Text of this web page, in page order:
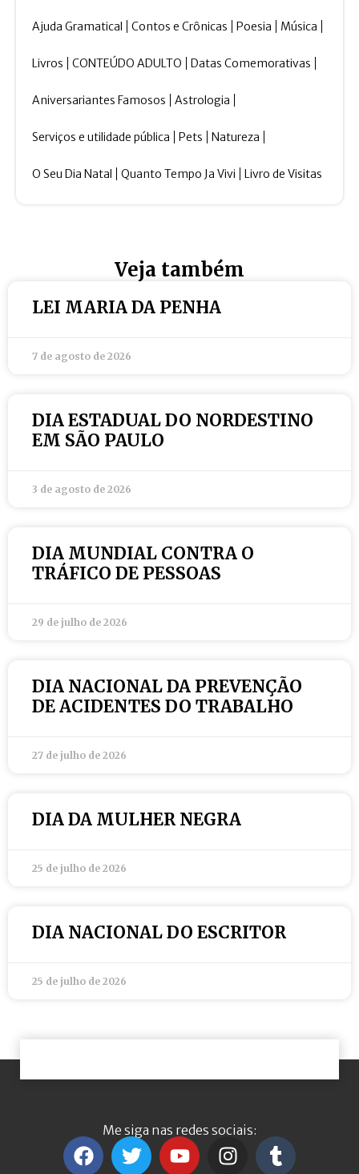
Ajuda Gramatical Contos e Crônicas Poesia Música
Livros CONTEÚDO ADULTO Datas Comemorativas
Aniversariantes Famosos Astrologia
Serviços e utilidade pública Pets Natureza
O Seu Dia Natal Quanto Tempo Ja Vivi Livro de Visitas
Veja também
LEI MARIA DA PENHA
7 de agosto de 2026
DIA ESTADUAL DO NORDESTINO
EM SÃO PAULO
3 de agosto de 2026
DIA MUNDIAL CONTRA O
TRÁFICO DE PESSOAS
29 de julho de 2026
DIA NACIONAL DA PREVENÇÃO
DE ACIDENTES DO TRABALHO
27 de julho de 2026
DIA DA MULHER NEGRA
25 de julho de 2026
DIA NACIONAL DO ESCRITOR
25 de julho de 2026
Me siga nas redes sociais: